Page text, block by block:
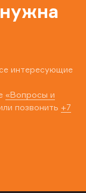
интересующие
«Вопросы и
позвонить +7